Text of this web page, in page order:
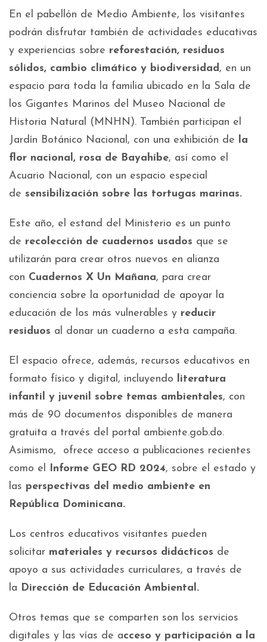
En el pabellón de Medio Ambiente, los visitantes
podrán disfrutar también de actividades educativas
y experiencias sobre reforestación, residuos
sólidos, cambio climático y biodiversidad, en un
espacio para toda la familia ubicado en la Sala de
los Gigantes Marinos del Museo Nacional de
Historia Natural (MNHN). También participan el
Jardín Botánico Nacional, con una exhibición de la
flor nacional, rosa de Bayahíbe, así como el
Acuario Nacional, con un espacio especial
de sensibilización sobre las tortugas marinas.
Este año, el estand del Ministerio es un punto
de recolección de cuadernos usados que se
utilizarán para crear otros nuevos en alianza
con Cuadernos X Un Mañana, para crear
conciencia sobre la oportunidad de apoyar la
educación de los más vulnerables y reducir
residuos al donar un cuaderno a esta campaña.
El espacio ofrece, además, recursos educativos en
formato físico y digital, incluyendo literatura
infantil y juvenil sobre temas ambientales, con
más de 90 documentos disponibles de manera
gratuita a través del portal ambiente.gob.do.
Asimismo, ofrece acceso a publicaciones recientes
como el Informe GEO RD 2024, sobre el estado y
las perspectivas del medio ambiente en
República Dominicana.
Los centros educativos visitantes pueden
solicitar materiales y recursos didácticos de
apoyo a sus actividades curriculares, a través de
la Dirección de Educación Ambiental.
Otros temas que se comparten son los servicios
digitales y las vías de acceso y participación a la